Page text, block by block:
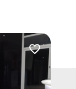
Dodaj do